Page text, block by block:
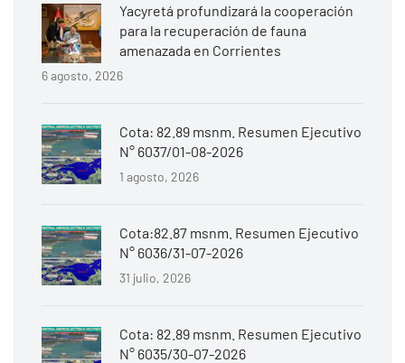
Yacyretá profundizará la cooperación
para la recuperación de fauna
amenazada en Corrientes
6 agosto, 2026
Cota: 82.89 msnm. Resumen Ejecutivo
N° 6037/01-08-2026
1 agosto, 2026
Cota:82.87 msnm. Resumen Ejecutivo
N° 6036/31-07-2026
31 julio, 2026
Cota: 82.89 msnm. Resumen Ejecutivo
N° 6035/30-07-2026